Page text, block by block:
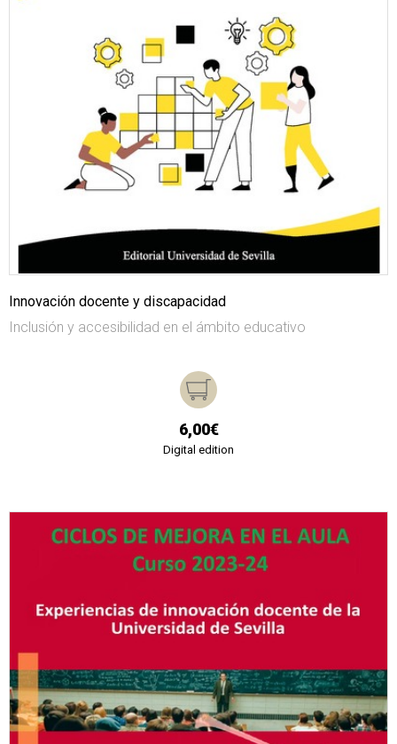
Innovación docente y discapacidad
Inclusión y accesibilidad en el ámbito educativo
6,00€
Digital edition